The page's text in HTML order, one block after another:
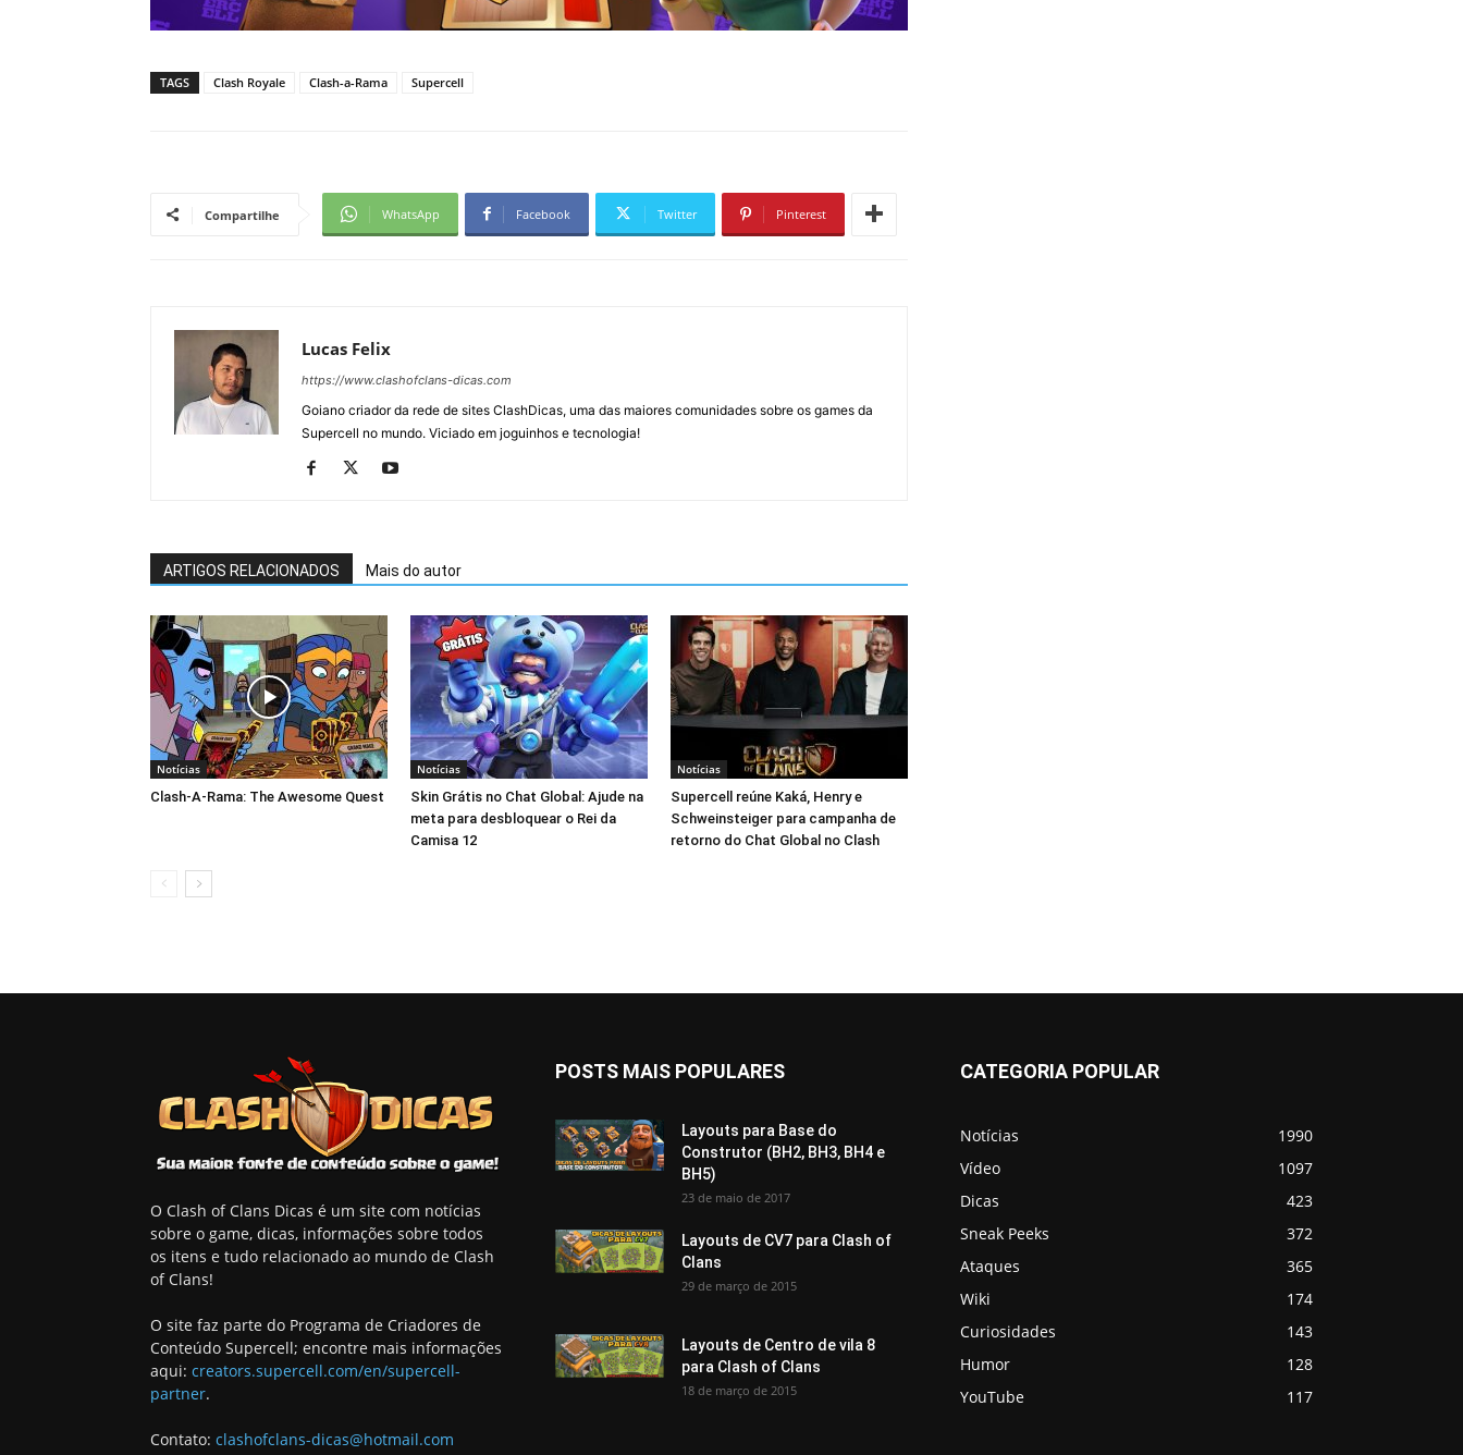
TAGS Clash Royale Clash-a-Rama Supercell
Compartilhe WhatsApp Facebook Twitter Pinterest
Lucas Felix
https://www.clashofclans-dicas.com
Goiano criador da rede de sites ClashDicas, uma das maiores comunidades sobre os games da
Supercell no mundo. Viciado em joguinhos e tecnologia!
ARTIGOS RELACIONADOS Mais do autor
Notícias
Clash-A-Rama: The Awesome Quest
Notícias
Skin Grátis no Chat Global: Ajude na
meta para desbloquear o Rei da
Camisa 12
Notícias
Supercell reúne Kaká, Henry e
Schweinsteiger para campanha de
retorno do Chat Global no Clash
O Clash of Clans Dicas é um site com notícias
sobre o game, dicas, informações sobre todos
os itens e tudo relacionado ao mundo de Clash
of Clans!
O site faz parte do Programa de Criadores de
Conteúdo Supercell; encontre mais informações
aqui: creators.supercell.com/en/supercell-
partner.
Contato: clashofclans-dicas@hotmail.com
POSTS MAIS POPULARES
Layouts para Base do
Construtor (BH2, BH3, BH4 e
BH5)
23 de maio de 2017
Layouts de CV7 para Clash of
Clans
29 de março de 2015
Layouts de Centro de vila 8
para Clash of Clans
18 de março de 2015
CATEGORIA POPULAR
Notícias
1990
Vídeo
1097
Dicas
423
Sneak Peeks
372
Ataques
365
Wiki
174
Curiosidades
143
Humor
128
YouTube
117